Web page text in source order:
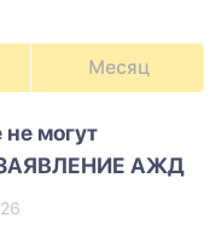
Месяц
могут
ЗАЯВЛЕНИЕ АЖД